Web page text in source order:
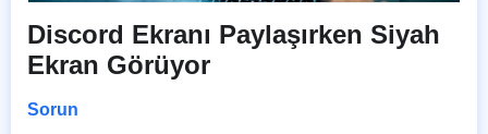
Discord Ekranı Paylaşırken Siyah
Ekran Görüyor
Sorun